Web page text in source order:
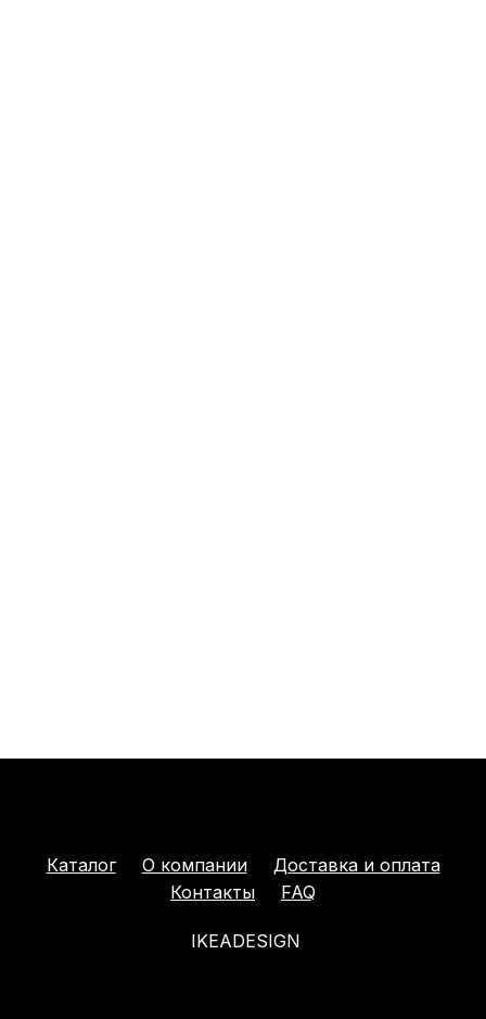
Каталог О компании
Доставка и оплата
Контакты
FAQ
IKEADESIGN